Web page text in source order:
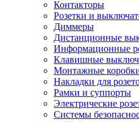
Контакторы
Розетки и
Диммеры
Дистанционные
Информационные
Клавишные
Монтажные
Накладки для
Рамки и суппорты
Электрические
Системы